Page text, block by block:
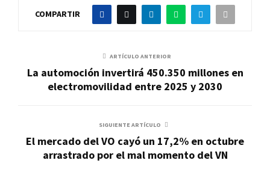
COMPARTIR
ARTÍCULO ANTERIOR
La automoción invertirá 450.350 millones en
electromovilidad entre 2025 y 2030
SIGUIENTE ARTÍCULO
El mercado del VO cayó un 17,2% en octubre
arrastrado por el mal momento del VN